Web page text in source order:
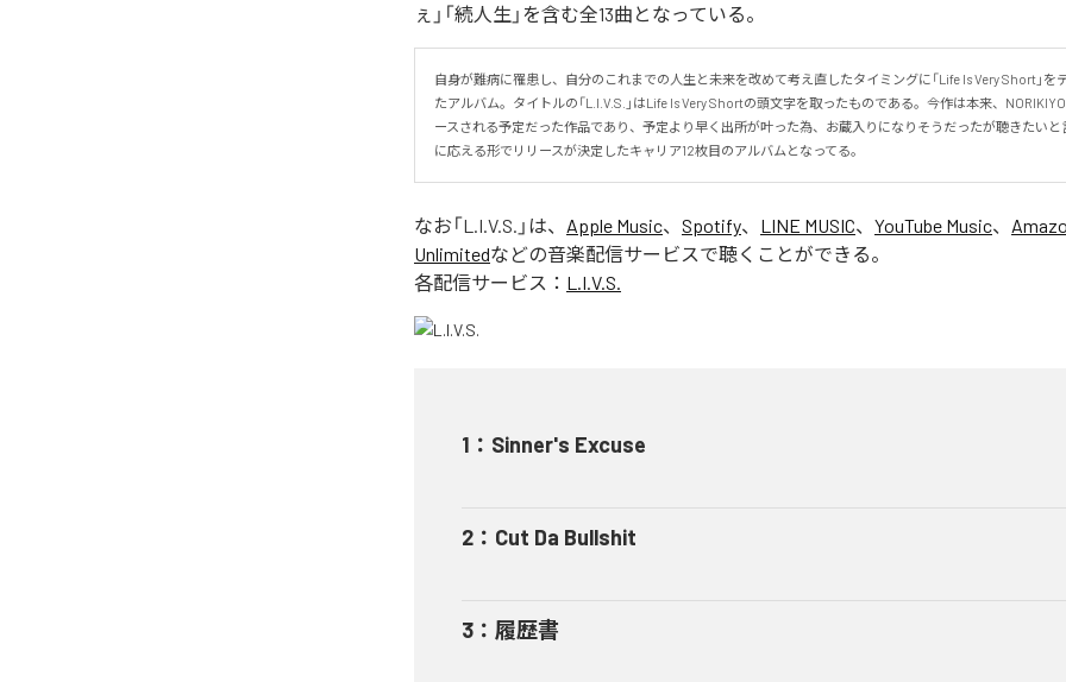
ぇ」「続人生」を含む全13曲となっている。
自身が難病に罹患し、自分のこれまでの人生と未来を改めて考え直したタイミングに「Life Is Very Short」を
たアルバム。タイトルの「L.I.V.S.」はLife Is Very Shortの頭文字を取ったものである。今作は本来、
ースされる予定だった作品であり、予定より早く出所が叶った為、お蔵入りになりそうだったが聴きたいと
に応える形でリリースが決定したキャリア12枚目のアルバムとなってる。
なお「L.I.V.S. 」は、 Apple Music、 Spotify、 LINE MUSIC、 YouTube Music、
Unlimitedなどの音楽配信サービスで聴くことができる。
各配信サービス： L.I.V.S.
1 ： Sinner's Excuse
2 ： Cut Da Bullshit
3 ： 履歴書